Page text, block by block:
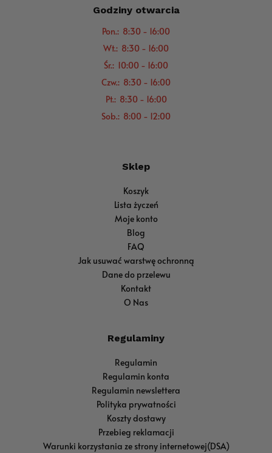
Godziny otwarcia
Pon.: 8:30 - 16:00
Wt.: 8:30 - 16:00
Śr.: 10:00 - 16:00
Czw.: 8:30 - 16:00
Pt.: 8:30 - 16:00
Sob.: 8:00 - 12:00
Sklep
Koszyk
Lista życzeń
Moje konto
Blog
FAQ
Jak usuwać warstwę ochronną
Dane do przelewu
Kontakt
O Nas
Regulaminy
Regulamin
Regulamin konta
Regulamin newslettera
Polityka prywatności
Koszty dostawy
Przebieg reklamacji
Warunki korzystania ze strony internetowej(DSA)